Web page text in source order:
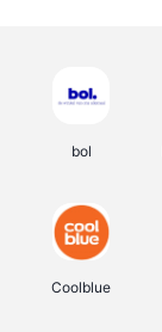
bol
Coolblue